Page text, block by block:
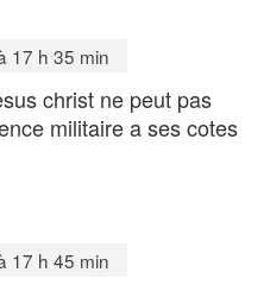
17 h 35 min
christ ne peut pas
militaire a ses cotes
17 h 45 min